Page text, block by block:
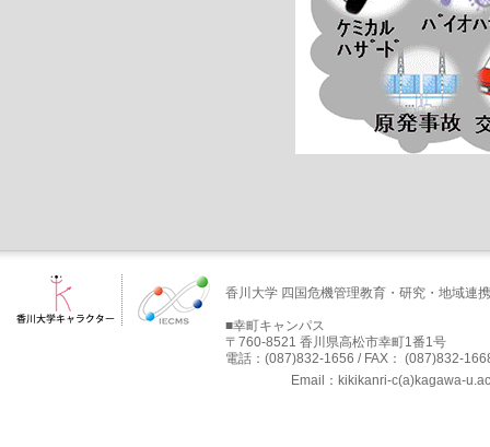
香川大学 四国危機管理教育・研究・地域連
■幸町キャンパス
〒760-8521 香川県高松市幸町1番1号
電話：(087)832-1656 / FAX： (087)832-
Email：kikikanri-c(a)kagawa-